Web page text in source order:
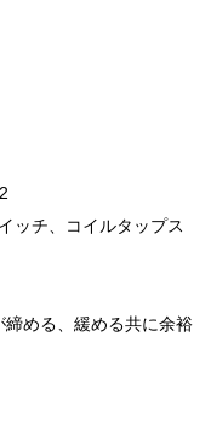
ッチ、コイルタップス
める、緩める共に余裕